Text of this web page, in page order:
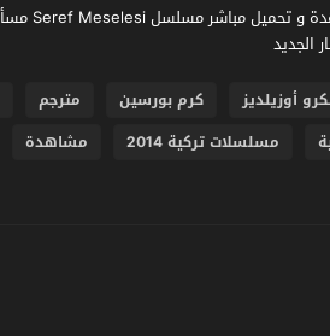
أوزيلديز كرم بورسين مترجم
مسلسلات تركية 2014 مشاهدة